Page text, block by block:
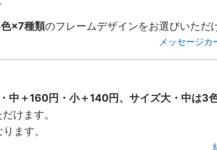
×7種類のフレームデザインをお選びいただ
メッセージカ
中＋160円・小＋140円、サイズ大・中は3
けます。
ます。